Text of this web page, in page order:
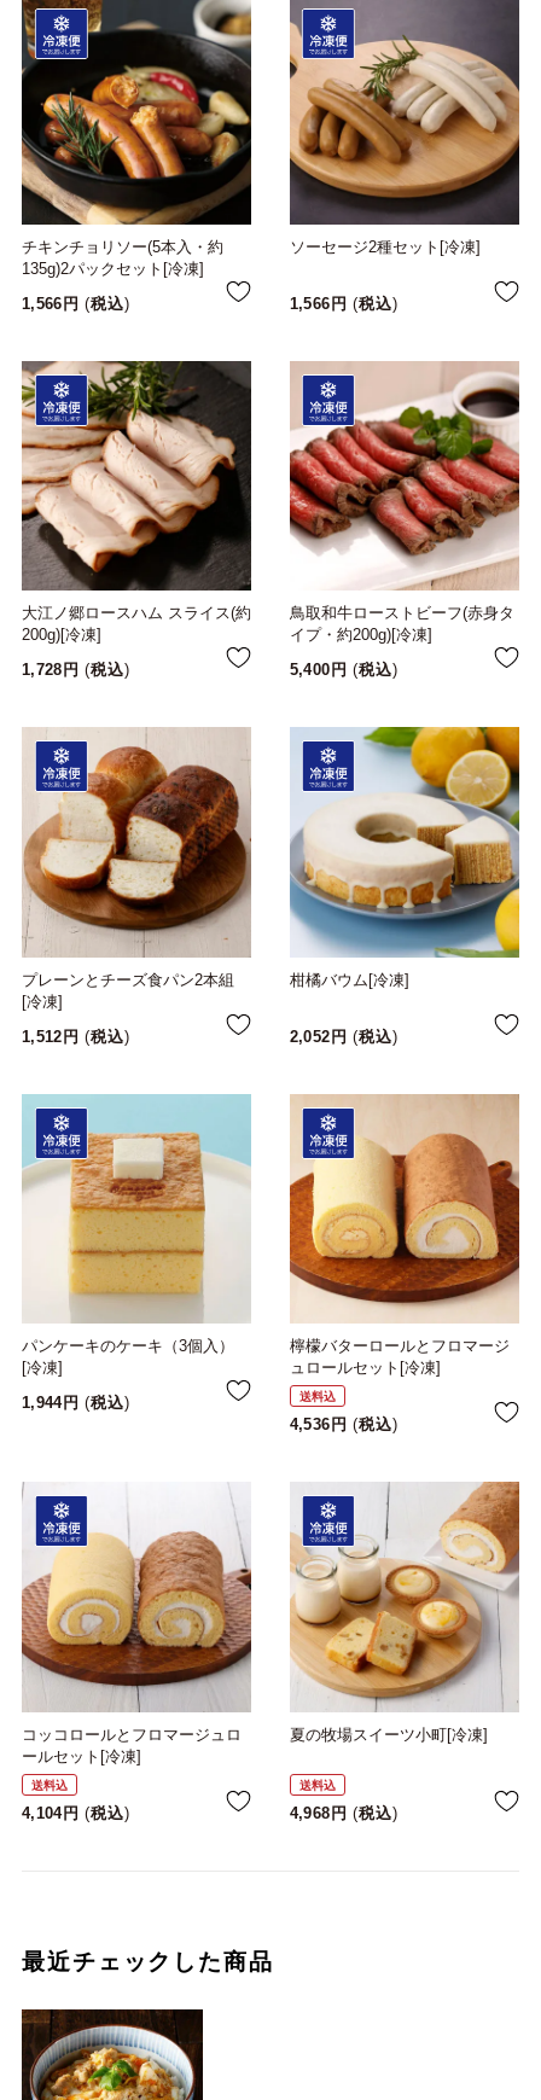
チキンチョリソー(5本入・約
135g)2パックセット[冷凍]
1,566
税込
ソーセージ2種セット[冷凍]
1,566 税込
大江ノ郷ロースハム スライス(約
200g)[冷凍]
1,728
税込
鳥取和牛ローストビーフ(赤身タ
イプ・約200g)[冷凍]
5,400
税込
プレーンとチーズ食パン2本組
[冷凍]
1,512
税込
柑橘バウム[冷凍]
2,052 税込
パンケーキのケーキ（3個入）
[冷凍]
1,944
税込
檸檬バターロールとフロマージ
ュロールセット[冷凍]
送料込
4,536 税込
コッコロールとフロマージュロ
ールセット[冷凍]
送料込
4,104 税込
夏の牧場スイーツ小町[冷凍]
送料込
4,968 税込
最近チェックした商品